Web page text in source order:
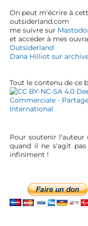
S
i
d
e
b
On peut m'écrire à
outsiderland.com
me suivre sur
et accéder à mes
Outsiderland
Dana Hilliot sur
Tout le contenu de ce
Pour soutenir l'auteur
quand il ne s'agit
infiniment !